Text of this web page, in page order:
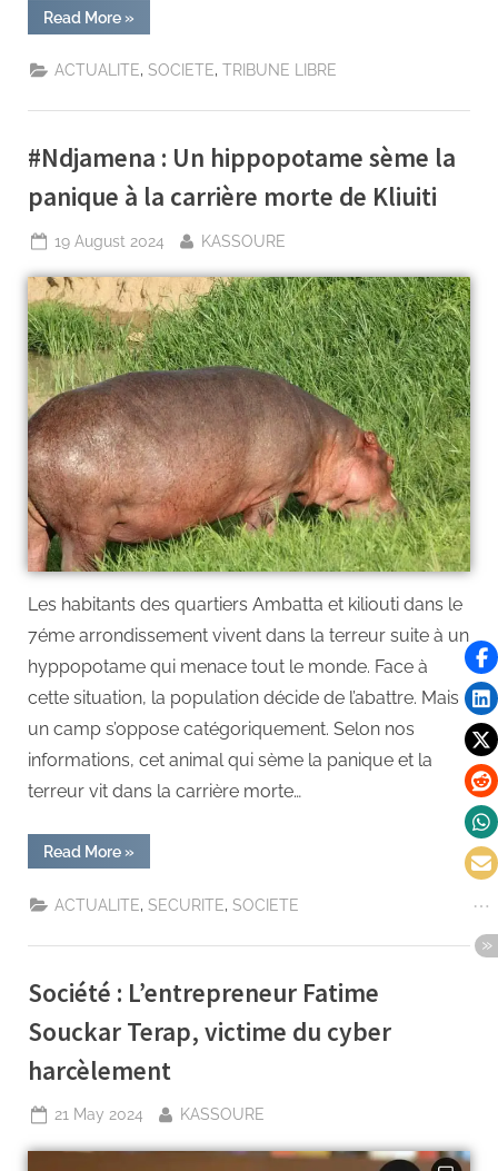
Read More »
ACTUALITE SOCIETE ,TRIBUNE LIBRE
#Ndjamena : Un hippopotame sème la
panique à la carrière morte de Kliuiti
19 August 2024 KASSOURE
Les habitants des quartiers Ambatta et kiliouti dans le
7éme arrondissement vivent dans la terreur suite à un
hyppopotame qui menace tout le monde. Face à
cette situation, la population décide de l’abattre. Mais
un camp s’oppose catégoriquement. Selon nos
informations, cet animal qui sème la panique et la
terreur vit dans la carrière morte…
Read More »
ACTUALITE SECURITE SOCIETE
Société : L’entrepreneur Fatime
Souckar Terap, victime du cyber
harcèlement
21 May 2024 KASSOURE